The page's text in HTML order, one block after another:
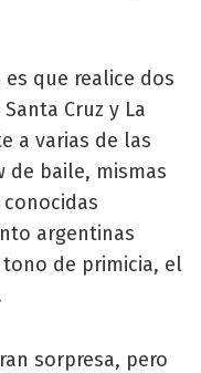
que realice dos
Cruz y La
a varias de las
de baile, mismas
argentinas
de primicia, el
sorpresa, pero